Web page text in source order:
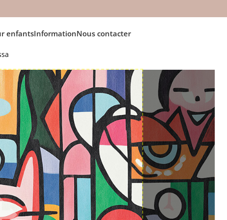
enfantsInformationNous contacter